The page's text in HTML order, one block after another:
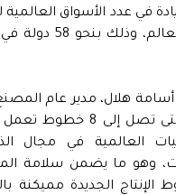
من اجمالي دول
هلال، مدير عام
خطوط الإنتاج والتى تصل
العالمية في مجال
وهو ما يضمن سلامة
الإنتاج الجديدة مميكنة